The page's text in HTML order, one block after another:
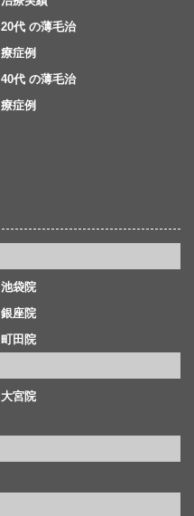
20代 の薄毛治
療症例
40代 の薄毛治
療症例
池袋院
銀座院
町田院
大宮院